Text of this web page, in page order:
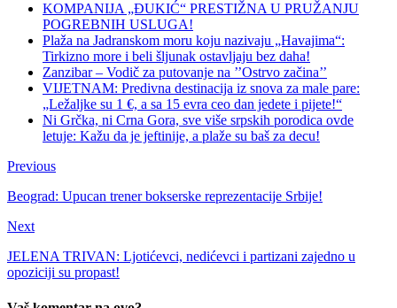
KOMPANIJA „ĐUKIĆ“ PRESTIŽNA U PRUŽANJU
POGREBNIH USLUGA!
Plaža na Jadranskom moru koju nazivaju „Havajima“:
Tirkizno more i beli šljunak ostavljaju bez daha!
Zanzibar – Vodič za putovanje na ’’Ostrvo začina’’
VIJETNAM: Predivna destinacija iz snova za male pare:
„Ležaljke su 1 €, a sa 15 evra ceo dan jedete i pijete!“
Ni Grčka, ni Crna Gora, sve više srpskih porodica ovde
letuje: Kažu da je jeftinije, a plaže su baš za decu!
Previous
Beograd: Upucan trener bokserske reprezentacije Srbije!
Next
JELENA TRIVAN: Ljotićevci, nedićevci i partizani zajedno u
opoziciji su propast!